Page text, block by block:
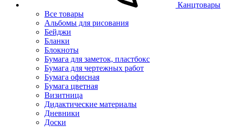
Канцтовары
Все товары
Альбомы для рисования
Бейджи
Бланки
Блокноты
Бумага для заметок, пластбокс
Бумага для чертежных работ
Бумага офисная
Бумага цветная
Визитница
Дидактические материалы
Дневники
Доски